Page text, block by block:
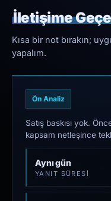
İletişime
Kısa bir not bırakın;
yapalım.
Ön Analiz
Satış baskısı yok.
kapsam netleşince
Aynı gün
YANIT SÜRESI